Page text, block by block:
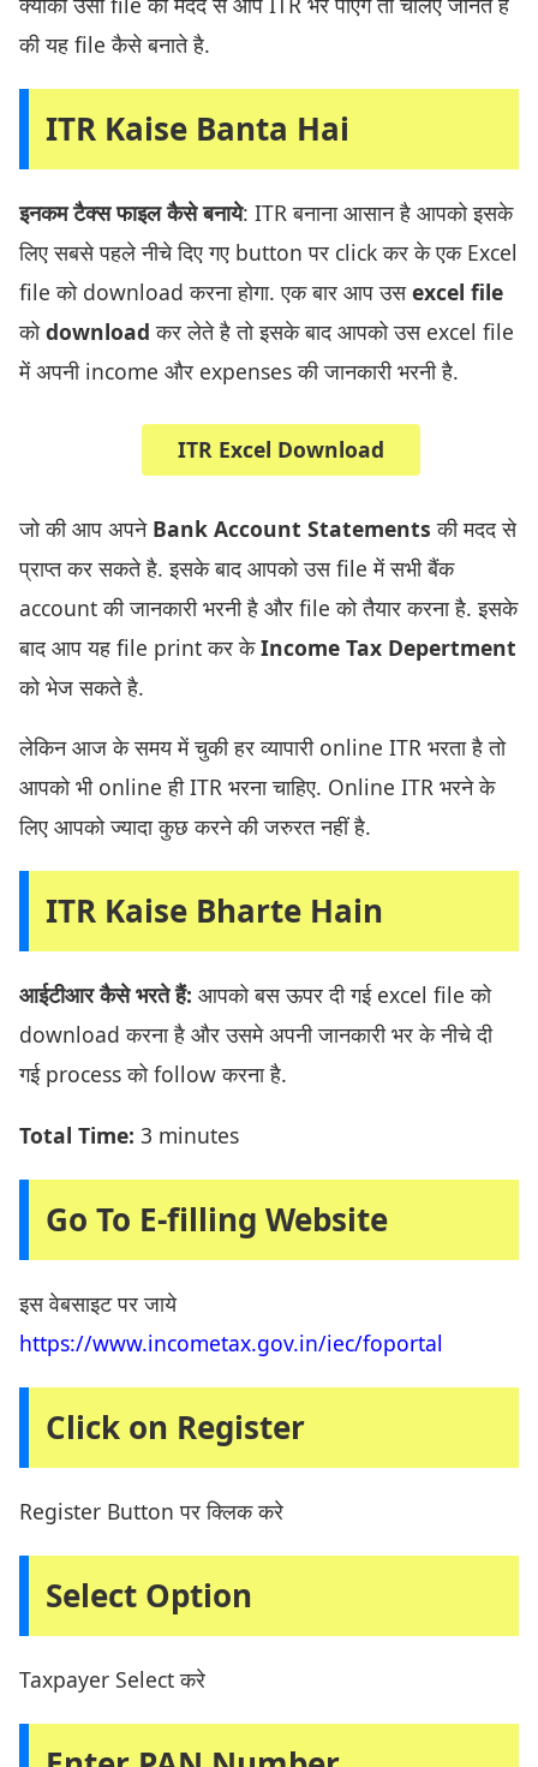
की यह file कैसे बनाते है.
ITR Kaise Banta Hai
इनकम टैक्स फाइल कैसे बनाये: ITR बनाना आसान है आपको इसके
लिए सबसे पहले नीचे दिए गए button पर click कर के एक Excel
file को download करना होगा. एक बार आप उसexcel file
कोdownloadकर लेते है तो इसके बाद आपको उस excel file
में अपनी income और expenses की जानकारी भरनी है.
ITR Excel Download
जो की आप अपने Bank Account Statements की मदद से
प्राप्त कर सकते है. इसके बाद आपको उस file में सभी बैंक
account की जानकारी भरनी है और file को तैयार करना है. इसके
बाद आप यह file print कर केIncome Tax Depertment
को भेज सकते है.
लेकिन आज के समय में चुकी हर व्यापारी online ITR भरता है तो
आपको भी online ही ITR भरना चाहिए. Online ITR भरने के
लिए आपको ज्यादा कुछ करने की जरुरत नहीं है.
ITR Kaise Bharte Hain
आईटीआर कैसे भरते हैं: आपको बस ऊपर दी गई excel file को
download करना है और उसमे अपनी जानकारी भर के नीचे दी
गई process को follow करना है.
Total Time: 3 minutes
Go To E-filling Website
इस वेबसाइट पर जाये
https://www.incometax.gov.in/iec/foportal
Click on Register
Register Button पर क्लिक करे
Select Option
Taxpayer Select करे